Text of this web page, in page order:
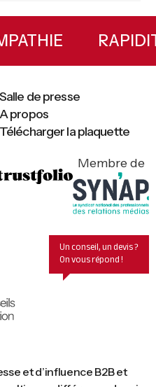
SYMPATHIE
et d’influence B2B et
Télécharger la plaquette
Salle de presse
A propos
Membre de
Un conseil, un devis ?
On vous répond !